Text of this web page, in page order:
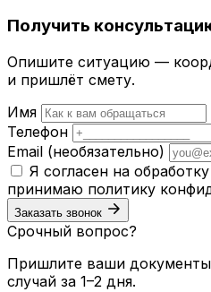
Получить
Опишите ситуацию —
и пришлёт смету.
Имя
Телефон
Email (необязательно)
Я согласен на
принимаю политику
Заказать звонок
Срочный вопрос?
Пришлите ваши
случай за 1–2 дня.